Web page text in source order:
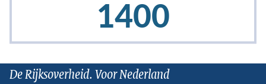
De Rijksoverheid. Voor Nederland